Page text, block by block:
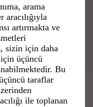
arama
artırmakta ve
sizin için daha
üçüncü
Bu
taraflar
ile toplanan